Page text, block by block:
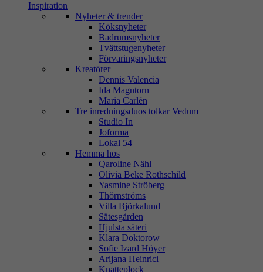
Inspiration
Nyheter & trender
Köksnyheter
Badrumsnyheter
Tvättstugenyheter
Förvaringsnyheter
Kreatörer
Dennis Valencia
Ida Magntorn
Maria Carlén
Tre inredningsduos tolkar Vedum
Studio In
Joforma
Lokal 54
Hemma hos
Qaroline Nähl
Olivia Beke Rothschild
Yasmine Ströberg
Thörnströms
Villa Björkalund
Sätesgården
Hjulsta säteri
Klara Doktorow
Sofie Izard Höyer
Arijana Heinrici
Knatteplock